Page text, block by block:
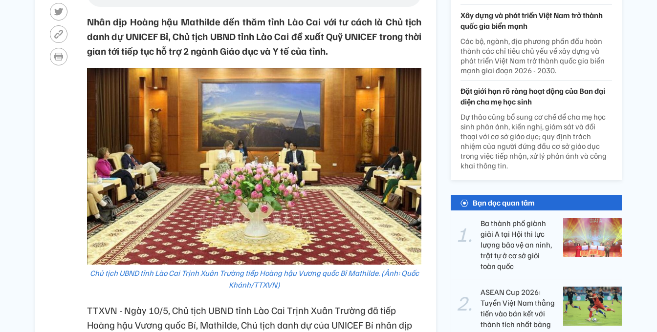
Nhân dịp Hoàng hậu Mathilde đến thăm tỉnh Lào Cai với tư cách là Chủ tịch
danh dự UNICEF Bỉ, Chủ tịch UBND tỉnh Lào Cai đề xuất Quỹ UNICEF trong thời
gian tới tiếp tục hỗ trợ 2 ngành Giáo dục và Y tế của tỉnh.
Chủ tịch UBND tỉnh Lào Cai Trịnh Xuân Trường tiếp Hoàng hậu Vương quốc Bỉ Mathilde. (Ảnh: Quốc
Khánh/TTXVN)
TTXVN - Ngày 10/5, Chủ tịch UBND tỉnh Lào Cai Trịnh Xuân Trường đã tiếp
Hoàng hậu Vương quốc Bỉ, Mathilde, Chủ tịch danh dự của UNICEF Bỉ nhân dịp
Xây dựng và phát triển Việt Nam trở thành
quốc gia biển mạnh
Các bộ, ngành, địa phương phấn đấu hoàn
thành các chỉ tiêu chủ yếu về xây dựng và
phát triển Việt Nam trở thành quốc gia biển
mạnh giai đoạn 2026 - 2030.
Đặt giới hạn rõ ràng hoạt động của Ban đại
diện cha mẹ học sinh
Dự thảo cũng bổ sung cơ chế để cha mẹ học
sinh phản ánh, kiến nghị, giám sát và đối
thoại với cơ sở giáo dục; quy định trách
nhiệm của người đứng đầu cơ sở giáo dục
trong việc tiếp nhận, xử lý phản ánh và công
khai thông tin.
Bạn đọc quan tâm
Ba thành phố giành
giải A tại Hội thi lực
lượng bảo vệ an ninh,
trật tự ở cơ sở giỏi
toàn quốc
ASEAN Cup 2026:
Tuyển Việt Nam thẳng
tiến vào bán kết với
thành tích nhất bảng